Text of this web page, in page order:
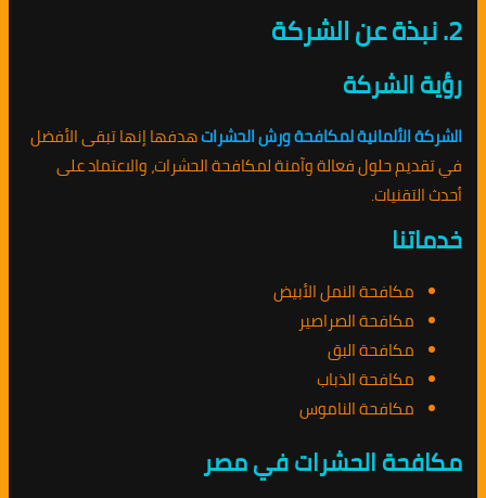
2. نبذة عن الشركة
رؤية الشركة
الشركة الألمانية لمكافحة ورش الحشراتهدفها إنها تبقى الأفضل
في تقديم حلول فعالة وآمنة لمكافحة الحشرات، والاعتماد على
أحدث التقنيات.
خدماتنا
مكافحة النمل الأبيض
مكافحة الصراصير
مكافحة البق
مكافحة الذباب
مكافحة الناموس
مكافحة الحشرات في مصر